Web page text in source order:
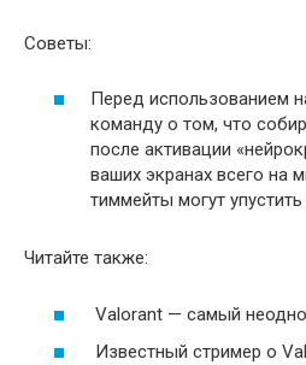
Советы:
Перед использованием
команду о том, что
после активации
ваших экранах всего на
тиммейты могут
Читайте также:
Valorant — самый
Известный стример о